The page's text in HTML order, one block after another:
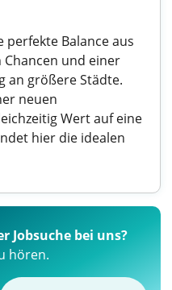
perfekte Balance aus
und einer
an größere Städte.
neuen
Wert auf eine
hier die idealen
Jobsuche bei uns?
hören.